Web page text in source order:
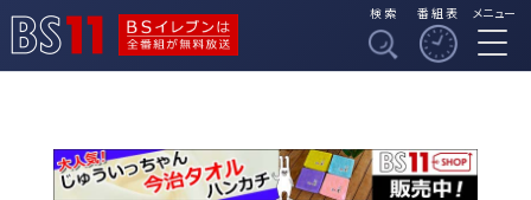
BSイレブンは全番組
検索 番組表 メニュー